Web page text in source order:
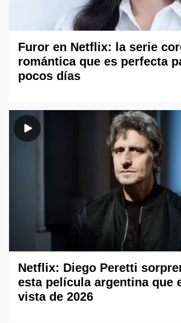
Furor en Netflix: la serie
romántica que es perfecta
pocos días
Netflix: Diego Peretti
esta película argentina que
vista de 2026